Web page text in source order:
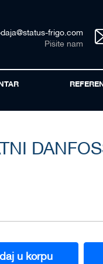
frigo.com
Pišite nam
u korpu